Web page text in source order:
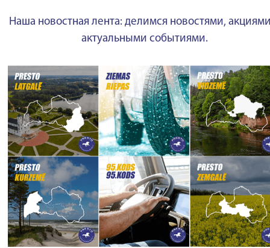
Наша новостная лента: делимся новостями,
актуальными событиями.